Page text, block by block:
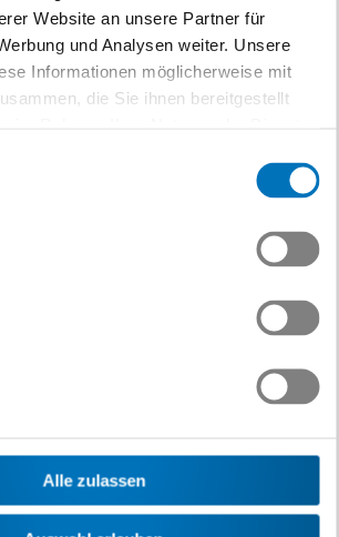
Website an unsere Partner für
und Analysen weiter. Unsere
Informationen möglicherweise mit
die Sie ihnen bereitgestellt
Alle zulassen
7.–9.5.2025
27.–28.5.2025